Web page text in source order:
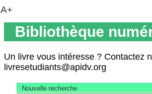
Bibliothèque
Un livre vous intéresse ? Contactez
livresetudiants@apidv.org
Nouvelle recherche
A+